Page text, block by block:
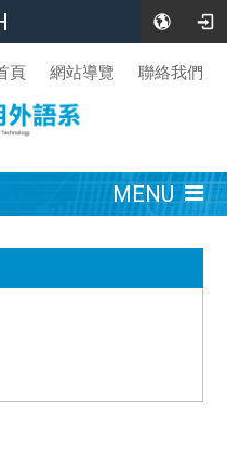
頁 網站導覽 聯絡我們
MENU